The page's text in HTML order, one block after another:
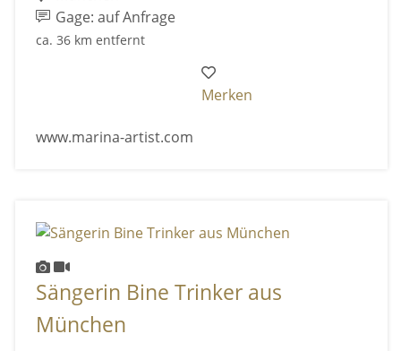
Gage: auf Anfrage
ca. 36 km entfernt
Merken
www.marina-artist.com
Sängerin Bine Trinker aus
München